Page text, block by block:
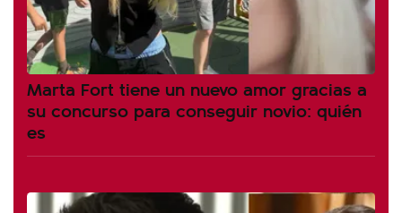
Marta Fort tiene un nuevo amor gracias a
su concurso para conseguir novio: quién
es